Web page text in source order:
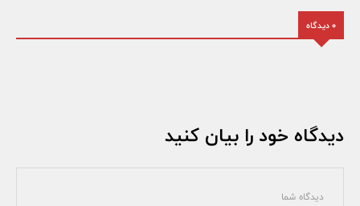
0 دیدگاه
دیدگاه خود را بیان کنید